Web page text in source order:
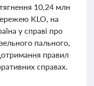
10,24 млн
KLO, на
у справі про
пального,
правил
справах.